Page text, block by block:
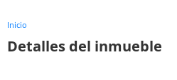
Inicio
Detalles del inmueble